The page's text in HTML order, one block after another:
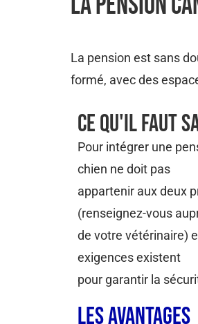
La pension est sans
formé, avec des
Ce Qu'il Faut
Pour intégrer une
chien ne doit pas
appartenir aux deux
(renseignez-vous
de votre vétérinaire)
exigences existent
pour garantir la
Les Avantages